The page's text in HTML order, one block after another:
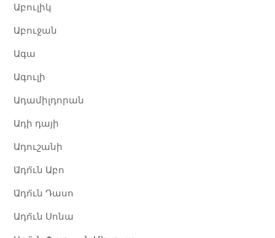
Աբուլիկ
Աբուջան
Ագա
Ագուլի
Ադամիլդորան
Ադի դայի
Ադուշանի
Ա̈դո̈ւն Աբո
Ա̈դո̈ւն Դասո
Ադո̈ւն Սոնա​